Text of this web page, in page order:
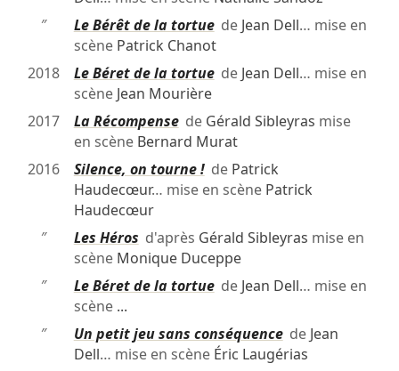
″
Le Bérêt de la tortuede Jean Dell… mise en
scène Patrick Chanot
2018
Le Béret de la tortuede Jean Dell… mise en
scène Jean Mourière
2017
La Récompensede Gérald Sibleyras mise
en scène Bernard Murat
2016
Silence, on tourne !de Patrick
Haudecœur… mise en scène Patrick
Haudecœur
″
Les Héros d'après Gérald Sibleyras mise en
scène Monique Duceppe
″
Le Béret de la tortuede Jean Dell… mise en
scène ...
″
Un petit jeu sans conséquencede Jean
Dell… mise en scène Éric Laugérias